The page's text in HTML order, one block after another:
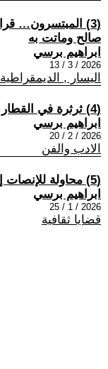
(3) المبتسرون…
صالح وماتت به
ابراهيم برسي
2026 / 3 / 13
اليسار ,
(4) ثرثرة في القطار مع امرأة من كوينزلاند
ابراهيم برسي
2026 / 2 / 20
الادب والفن
(5) محاولة للإنصات إلى لغة لا تثق بنفسها
ابراهيم برسي
2026 / 1 / 25
قضايا ثقافية